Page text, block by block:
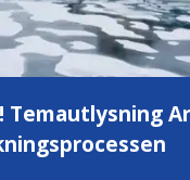
Temautlysning